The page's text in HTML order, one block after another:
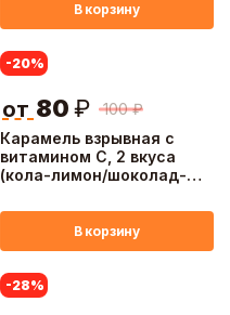
В корзину
Карамель взрывная с
витамином С, 2 вкуса
(кола-лимон/шоколад-
-20%
100 ₽
от 80 ₽
В корзину
-28%